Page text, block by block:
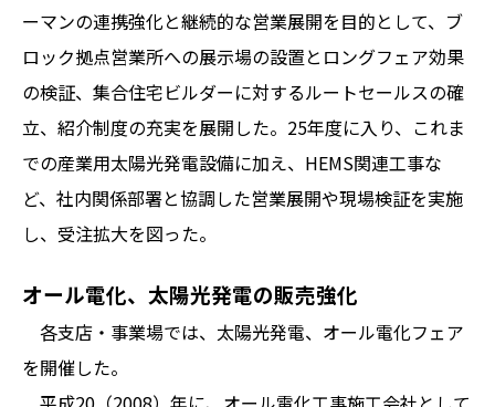
ーマンの連携強化と継続的な営業展開を目的として、ブ
ロック拠点営業所への展示場の設置とロングフェア効果
の検証、集合住宅ビルダーに対するルートセールスの確
立、紹介制度の充実を展開した。25年度に入り、これま
での産業用太陽光発電設備に加え、HEMS関連工事な
ど、社内関係部署と協調した営業展開や現場検証を実施
し、受注拡大を図った。
オール電化、太陽光発電の販売強化
各支店・事業場では、太陽光発電、オール電化フェア
を開催した。